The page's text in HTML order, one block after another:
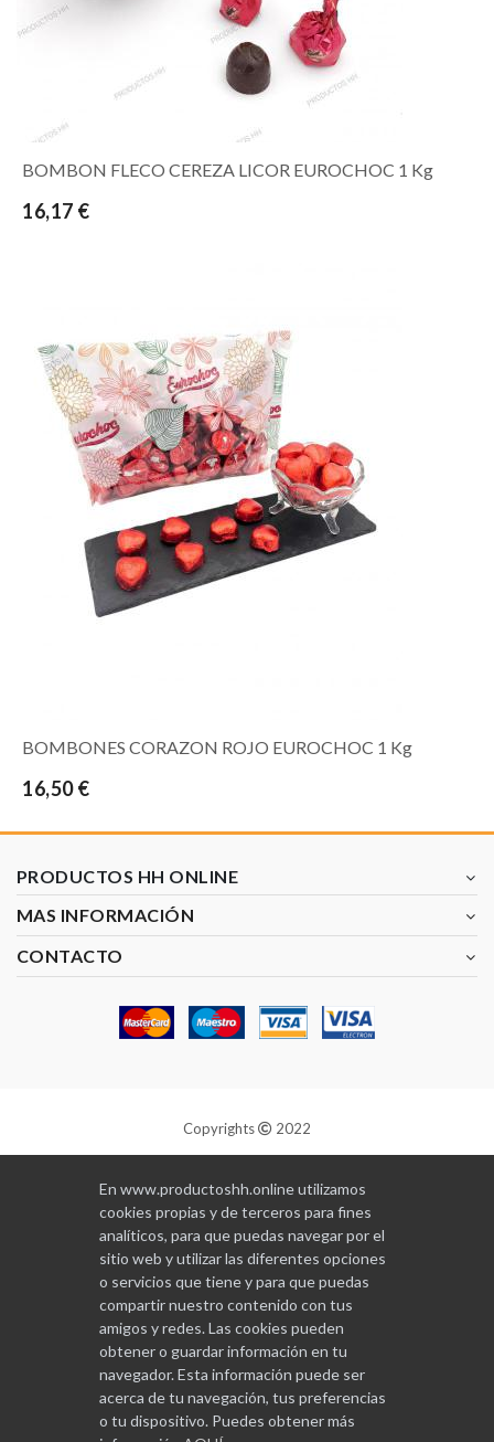
BOMBON FLECO CEREZA LICOR EUROCHOC 1 Kg
16,17 €
BOMBONES CORAZON ROJO EUROCHOC 1 Kg
16,50 €
PRODUCTOS HH ONLINE
MAS INFORMACIÓN
CONTACTO
Copyrights 2022
Diseñado y programado porGABALA
En www.productoshh.online utilizamos
cookies propias y de terceros para fines
analíticos, para que puedas navegar por el
sitio web y utilizar las diferentes opciones
o servicios que tiene y para que puedas
compartir nuestro contenido con tus
amigos y redes. Las cookies pueden
obtener o guardar información en tu
navegador. Esta información puede ser
acerca de tu navegación, tus preferencias
o tu dispositivo. Puedes obtener más